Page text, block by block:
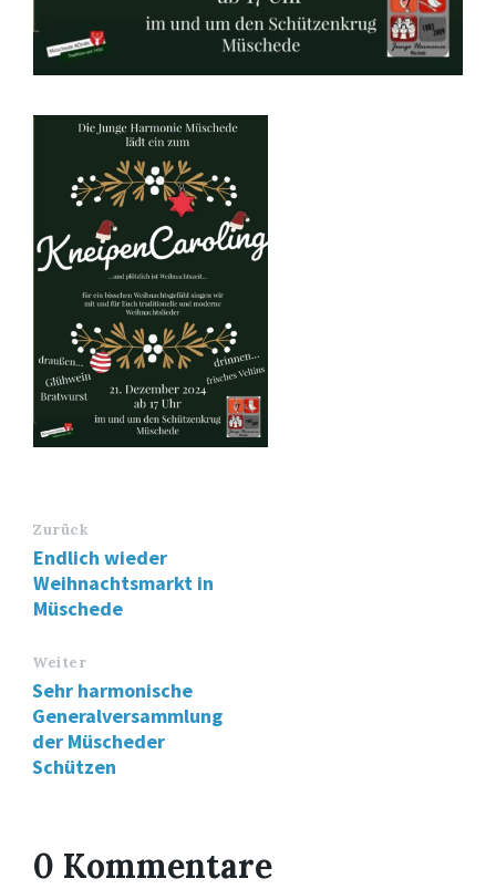
Zurück
Endlich wieder
Weihnachtsmarkt in
Müschede
Weiter
Sehr harmonische
Generalversammlung
der Müscheder
Schützen
0 Kommentare